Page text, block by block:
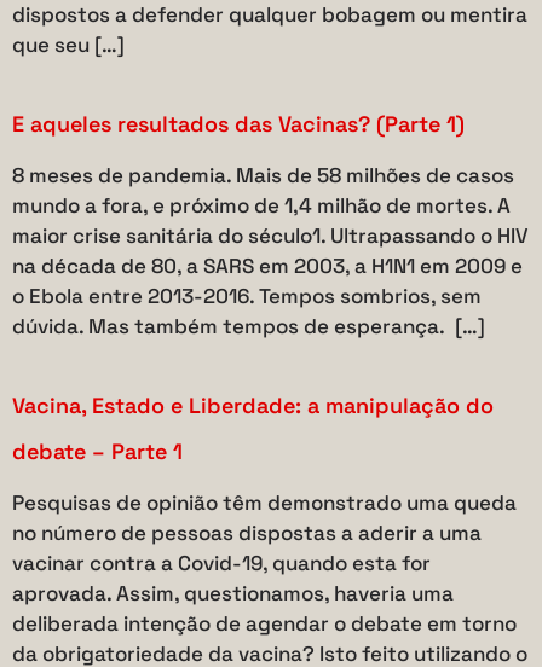
dispostos a defender qualquer bobagem ou mentira
que seu […]
E aqueles resultados das Vacinas? (Parte 1)
8 meses de pandemia. Mais de 58 milhões de casos
mundo a fora, e próximo de 1,4 milhão de mortes. A
maior crise sanitária do século1. Ultrapassando o HIV
na década de 80, a SARS em 2003, a H1N1 em 2009 e
o Ebola entre 2013-2016. Tempos sombrios, sem
dúvida. Mas também tempos de esperança. […]
Vacina, Estado e Liberdade: a manipulação do
debate – Parte 1
Pesquisas de opinião têm demonstrado uma queda
no número de pessoas dispostas a aderir a uma
vacinar contra a Covid-19, quando esta for
aprovada. Assim, questionamos, haveria uma
deliberada intenção de agendar o debate em torno
da obrigatoriedade da vacina? Isto feito utilizando o